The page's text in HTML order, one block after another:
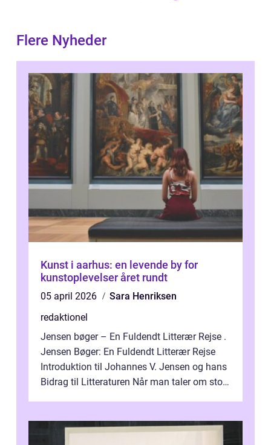
Flere Nyheder
Kunst i aarhus: en levende by for
kunstoplevelser året rundt
05 april 2026
Sara Henriksen
redaktionel
Jensen bøger – En Fuldendt Litterær Rejse .
Jensen Bøger: En Fuldendt Litterær Rejse
Introduktion til Johannes V. Jensen og hans
Bidrag til Litteraturen Når man taler om store